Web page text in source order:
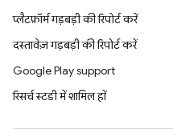
प्लैटफ़ॉर्म गड़बड़ी की रिपोर्ट करें
दस्तावेज़ गड़बड़ी की रिपोर्ट करें
Google Play support
रिसर्च स्टडी में शामिल हों